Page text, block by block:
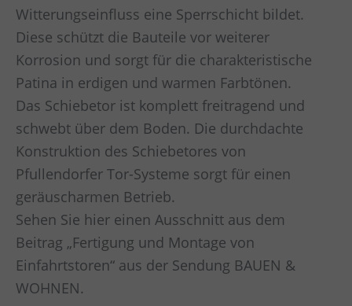
Witterungseinfluss eine Sperrschicht bildet.
Diese schützt die Bauteile vor weiterer
Korrosion und sorgt für die charakteristische
Patina in erdigen und warmen Farbtönen.
Das Schiebetor ist komplett freitragend und
schwebt über dem Boden. Die durchdachte
Konstruktion des Schiebetores von
Pfullendorfer Tor-Systeme sorgt für einen
geräuscharmen Betrieb.
Sehen Sie hier einen Ausschnitt aus dem
Beitrag „Fertigung und Montage von
Einfahrtstoren“ aus der Sendung BAUEN &
WOHNEN.